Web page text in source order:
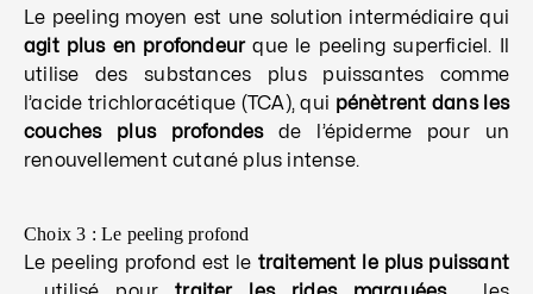
Le peeling moyen est une solution intermédiaire qui
agit plus en profondeurque le peeling superficiel. Il
utilise des substances plus puissantes comme
l’acide trichloracétique (TCA), qui pénètrent dans les
couches plus profondesde l’épiderme pour un
renouvellement cutané plus intense.
Choix 3 : Le peeling profond
Le peeling profond est le traitement le plus puissant